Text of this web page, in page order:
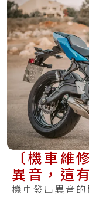
〔機車維
異音，這
機車發出異音